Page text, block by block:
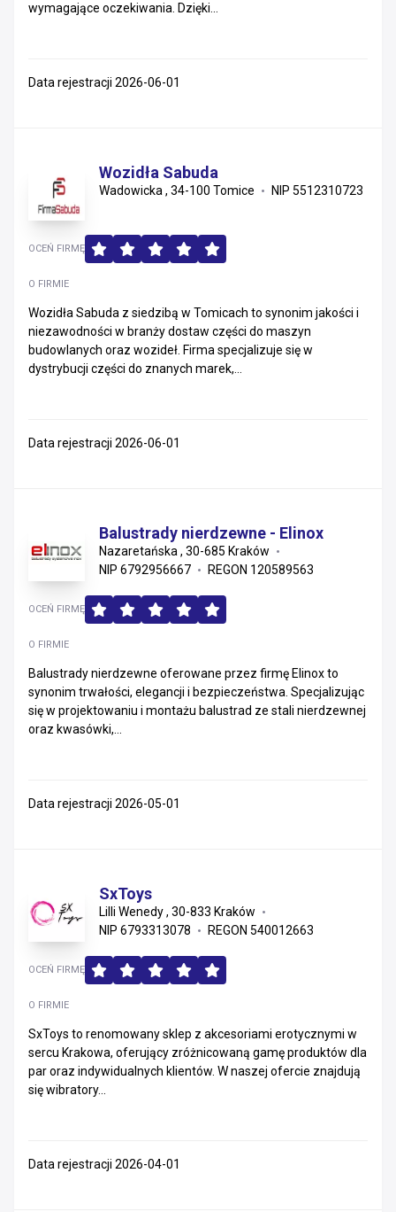
wymagające oczekiwania. Dzięki...
Data rejestracji 2026-06-01
Wozidła Sabuda
Wadowicka , 34-100 Tomice NIP 5512310723
O FIRMIE
Wozidła Sabuda z siedzibą w Tomicach to synonim jakości i
niezawodności w branży dostaw części do maszyn
budowlanych oraz wozideł. Firma specjalizuje się w
dystrybucji części do znanych marek,...
OCEŃ FIRMĘ
Data rejestracji 2026-06-01
Balustrady nierdzewne - Elinox
Nazaretańska , 30-685 Kraków
NIP 6792956667
REGON 120589563
O FIRMIE
Balustrady nierdzewne oferowane przez firmę Elinox to
synonim trwałości, elegancji i bezpieczeństwa. Specjalizując
się w projektowaniu i montażu balustrad ze stali nierdzewnej
oraz kwasówki,...
OCEŃ FIRMĘ
Data rejestracji 2026-05-01
SxToys
Lilli Wenedy , 30-833 Kraków
NIP 6793313078
REGON 540012663
O FIRMIE
SxToys to renomowany sklep z akcesoriami erotycznymi w
sercu Krakowa, oferujący zróżnicowaną gamę produktów dla
par oraz indywidualnych klientów. W naszej ofercie znajdują
się wibratory...
OCEŃ FIRMĘ
Data rejestracji 2026-04-01